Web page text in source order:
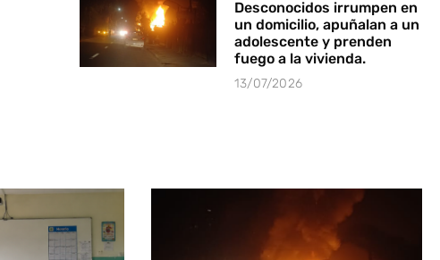
Desconocidos irrumpen en
un domicilio, apuñalan a un
adolescente y prenden
fuego a la vivienda.
13/07/2026